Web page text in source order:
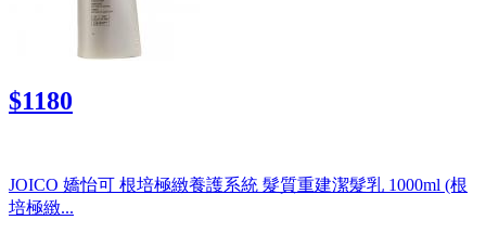
$1180
JOICO 嬌怡可 根培極緻養護系統 髮質重建潔髮乳 1000ml (根
培極緻...